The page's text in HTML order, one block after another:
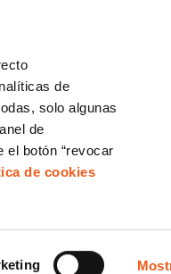
de
solo algunas
de
botón “revocar
de cookies
Y